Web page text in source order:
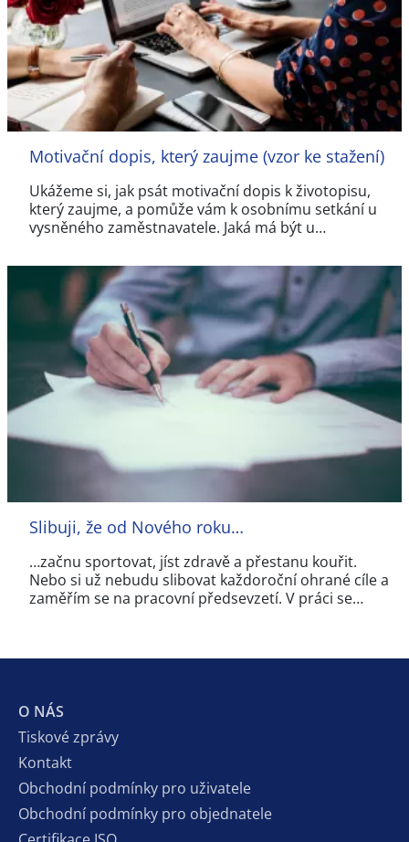
Motivační dopis, který zaujme (vzor ke stažení)
Ukážeme si, jak psát motivační dopis k životopisu,
který zaujme, a pomůže vám k osobnímu setkání u
vysněného zaměstnavatele. Jaká má být u…
Slibuji, že od Nového roku…
…začnu sportovat, jíst zdravě a přestanu kouřit.
Nebo si už nebudu slibovat každoroční ohrané cíle a
zaměřím se na pracovní předsevzetí. V práci se…
O NÁS
Tiskové zprávy
Kontakt
Obchodní podmínky pro uživatele
Obchodní podmínky pro objednatele